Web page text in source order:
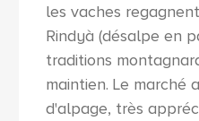
les vaches
Rindyà (désalpe en
traditions
maintien. Le marché
d'alpage, très